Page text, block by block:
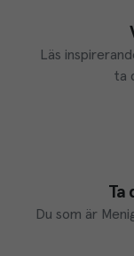
Läs
ta
Ta
Du som är